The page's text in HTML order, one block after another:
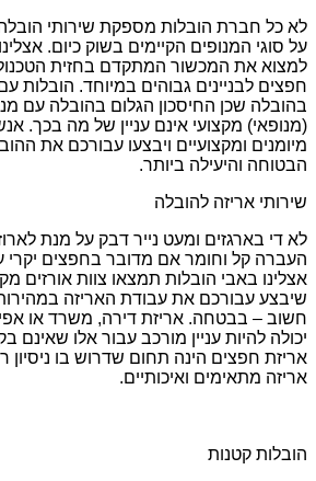
לא כל חברת הובלות מספקת שירותי
על סוגי המנופים הקיימים בשוק כיום.
למצוא את המכשור המתקדם בחזית
חפצים לבניינים גבוהים במיוחד. הובלות
בהובלה שכן החיסכון הגלום בהובלה עם
(מנופאי) מקצועי אינם עניין של מה בכך.
מיומנים ומקצועיים ויבצעו עבורכם את
הבטוחה והיעילה ביותר.
שירותי אריזה להובלה
לא די בארגזים ומעט נייר דבק על מנת
העברה קל וחומר אם מדובר בחפצים יקרי
אצלינו באבי הובלות תמצאו צוות אורזים
שיבצע עבורכם את עבודת האריזה במהירות
חשוב – בבטחה. אריזת דירה, משרד או
יכולה להיות עניין מורכב עבור אלו שאינם
אריזת חפצים הינה תחום שדרוש בו ניסיון
אריזה מתאימים ואיכותיים.
הובלות קטנות